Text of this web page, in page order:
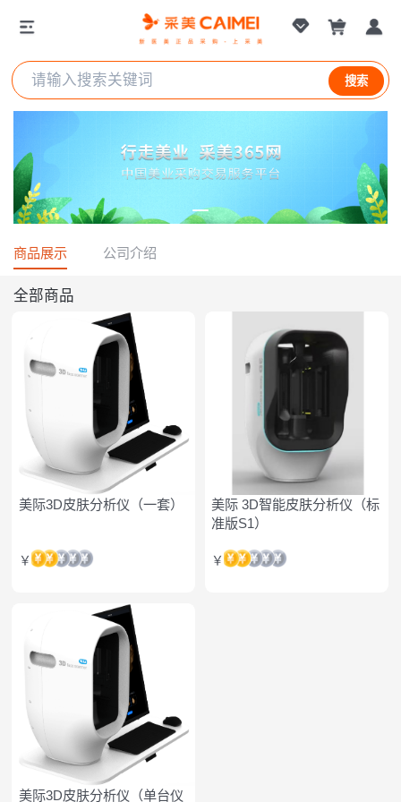
搜索
杭州小肤科技有限公司
商品展示 公司介绍
全部商品
美际3D皮肤分析仪（一套）
￥
美际 3D智能皮肤分析仪（标
准版S1）
￥
美际3D皮肤分析仪（单台仪